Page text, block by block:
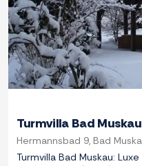
Turmvilla Bad Muskau
Hermannsbad 9, Bad
Turmvilla Bad Muskau: